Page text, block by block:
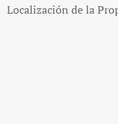
Localización de la